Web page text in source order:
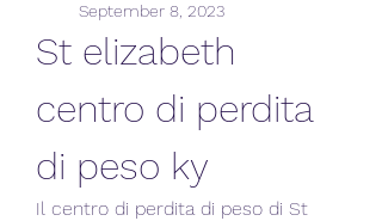
September 8, 2023
St elizabeth
centro di perdita
di peso ky
Il centro di perdita di peso di St